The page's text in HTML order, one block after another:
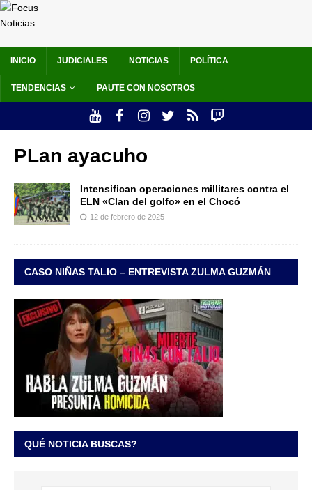
INICIO JUDICIALES NOTICIAS POLÍTICA
TENDENCIAS PAUTE CON NOSOTROS
PLan ayacuho
Intensifican operaciones millitares contra el
ELN «Clan del golfo» en el Chocó
12 de febrero de 2025
CASO NIÑAS TALIO – ENTREVISTA ZULMA GUZMÁN
QUÉ NOTICIA BUSCAS?